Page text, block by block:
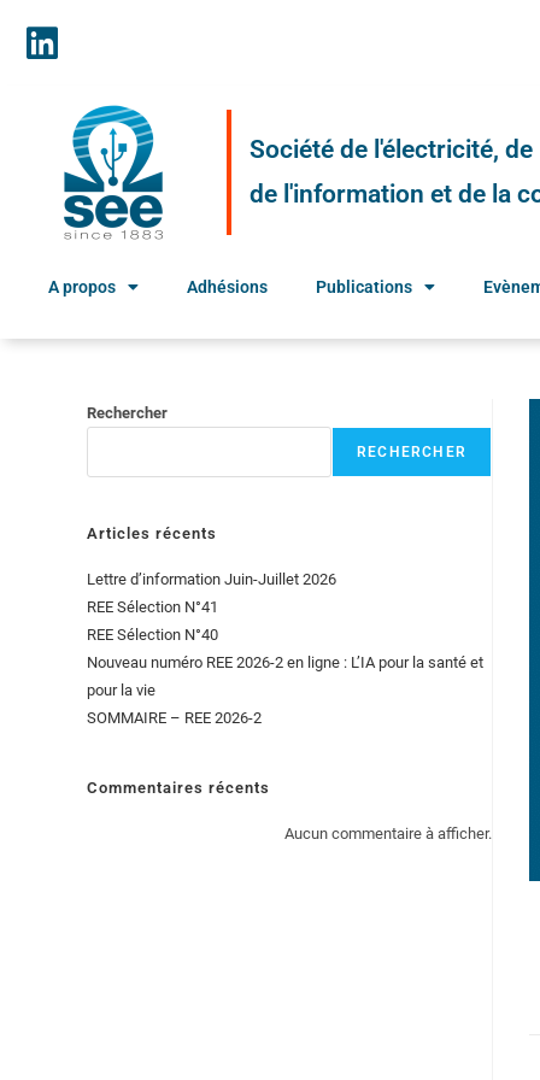
Société de l'électricité,
de l'information et de la
A propos Adhésions Publications
Rechercher
RECHERCHER
Articles récents
Lettre d’information Juin-Juillet 2026
REE Sélection N°41
REE Sélection N°40
Nouveau numéro REE 2026-2 en ligne : L’IA pour la santé et
pour la vie
SOMMAIRE – REE 2026-2
Commentaires récents
Aucun commentaire à afficher.